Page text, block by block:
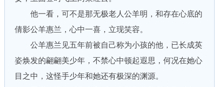
他一看，可不是那无极老人公羊明，和存在心底的
倩影公羊惠兰，心中一喜，立现笑容。
公羊惠兰见五年前被自己称为小孩的他，已长成英
姿焕发的翩翩美少年，不禁心中顿起遐思，何况在她心
目之中，这怪手少年和她还有极深的渊源。